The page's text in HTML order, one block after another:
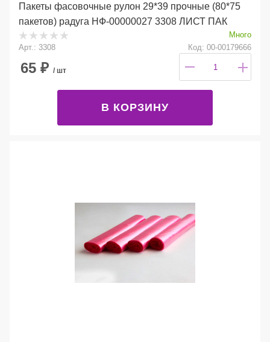
Пакеты фасовочные рулон 29*39 прочные (80*75
пакетов) радуга НФ-00000027 3308 ЛИСТ ПАК
Много
Арт.: 3308
Код: 00-00179666
65 ₽ / шт
В КОРЗИНУ